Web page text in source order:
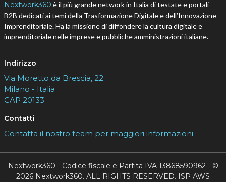
Nextwork360 è il più grande network in Italia di testate e portali
B2B dedicati ai temi della Trasformazione Digitale e dell’Innovazione
Imprenditoriale. Ha la missione di diffondere la cultura digitale e
imprenditoriale nelle imprese e pubbliche amministrazioni italiane.
Indirizzo
Via Moretto da Brescia, 22
Milano - Italia
CAP 20133
Contatti
Contatta il nostro team per maggiori informazioni
Nextwork360 - Codice fiscale e Partita IVA 13868590962 - ©
2026 Nextwork360. ALL RIGHTS RESERVED. ISP AWS